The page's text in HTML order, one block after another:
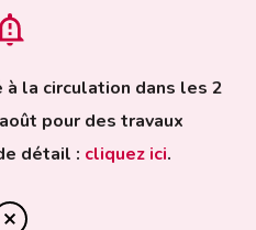
la circulation dans les 2
pour des travaux
détail : cliquez ici.